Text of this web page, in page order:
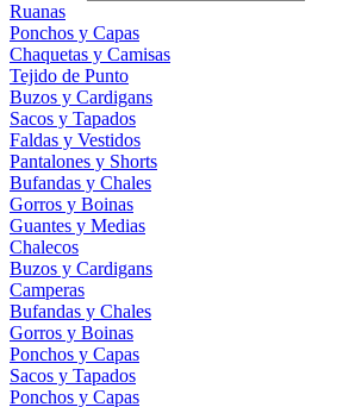
Ruanas
Ponchos y Capas
Chaquetas y Camisas
Tejido de Punto
Buzos y Cardigans
Sacos y Tapados
Faldas y Vestidos
Pantalones y Shorts
Bufandas y Chales
Gorros y Boinas
Guantes y Medias
Chalecos
Buzos y Cardigans
Camperas
Bufandas y Chales
Gorros y Boinas
Ponchos y Capas
Sacos y Tapados
Ponchos y Capas